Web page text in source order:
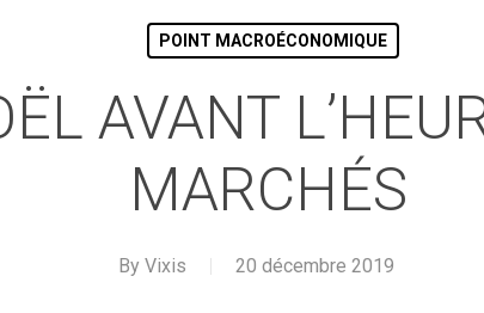
POINT MACROÉCONOMIQUE
AVANT
MARCHÉS
By Vixis 20 décembre 2019